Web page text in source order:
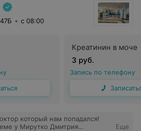
с 08:00
Креатинин в моче
3 руб.
Запись по телефону
который нам попадался!
у Мирутко Дмитрия
Еще